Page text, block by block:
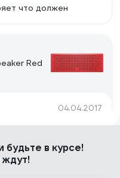
что должен
Red
04.04.2017
маленькая колоночка
это лучшее в
будьте в курсе!
ждут!